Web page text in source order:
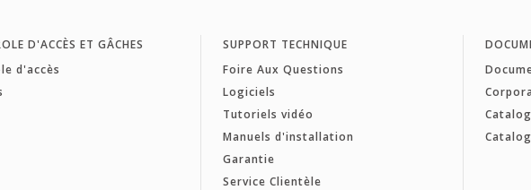
D'ACCÈS ET GÂCHES
d'accès
SUPPORT TECHNIQUE
Foire Aux Questions
Logiciels
Tutoriels vidéo
Manuels d'installation
Garantie
Service Clientèle